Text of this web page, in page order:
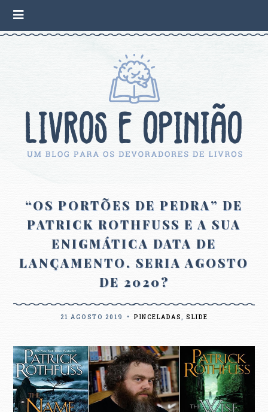
“OS PORTÕES DE PEDRA” DE
PATRICK ROTHFUSS E A SUA
ENIGMÁTICA DATA DE
LANÇAMENTO. SERIA AGOSTO
DE 2020?
21 AGOSTO 2019 • PINCELADAS, SLIDE